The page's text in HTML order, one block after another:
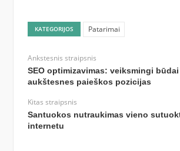
KATEGORIJOS Patarimai
Ankstesnis straipsnis
SEO optimizavimas: veiksmingi
aukštesnes paieškos pozicijas
Kitas straipsnis
Santuokos nutraukimas vieno
internetu